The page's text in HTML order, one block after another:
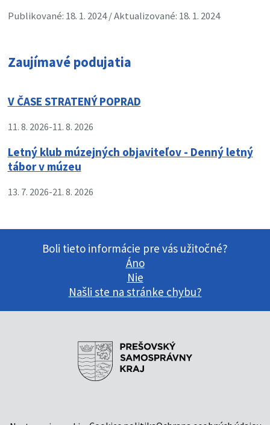
Publikované: 18. 1. 2024 / Aktualizované: 18. 1. 2024
Zaujímavé podujatia
V ČASE STRATENÝ POPRAD
11. 8. 2026-11. 8. 2026
Letný klub múzejných objaviteľov - Denný letný
tábor v múzeu
13. 7. 2026-21. 8. 2026
Boli tieto informácie pre vás užitočné?
Áno
Nie
Našli ste na stránke chybu?